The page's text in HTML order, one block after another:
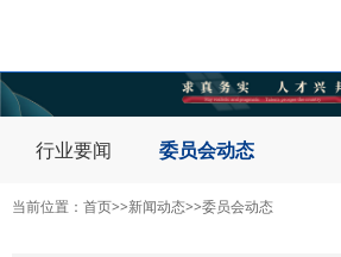
行业要闻
委员会动态
当前位置： 首页>>新闻动态>>委员会动态